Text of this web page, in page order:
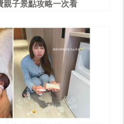
親子景點攻略一次看